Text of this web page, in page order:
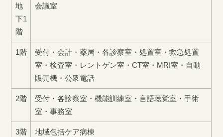
地
下1
階
会議室
1階
受付・会計・薬局・各診察室・処置室・救急処置
室・検査室・レントゲン室・CT室・MRI室・自動
販売機・公衆電話
2階
受付・各診察室・機能訓練室・言語聴覚室・手術
室・事務室
3階
地域包括ケア病棟